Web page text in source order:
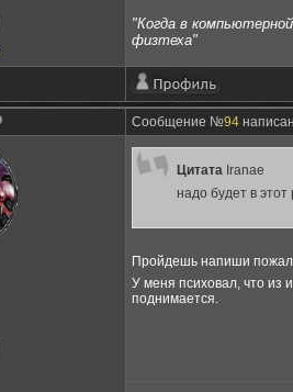
"Когда в
физтеха"
Сообщение №94
Цитата Iranae
надо будет в
Пройдешь напиши
У меня психовал, что из
поднимается.